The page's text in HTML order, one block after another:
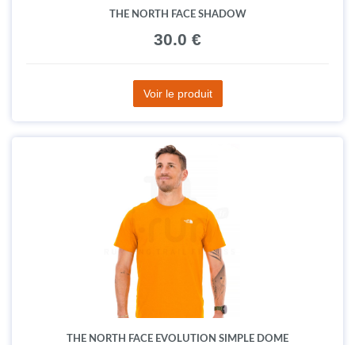
THE NORTH FACE SHADOW
30.0 €
Voir le produit
THE NORTH FACE EVOLUTION SIMPLE DOME